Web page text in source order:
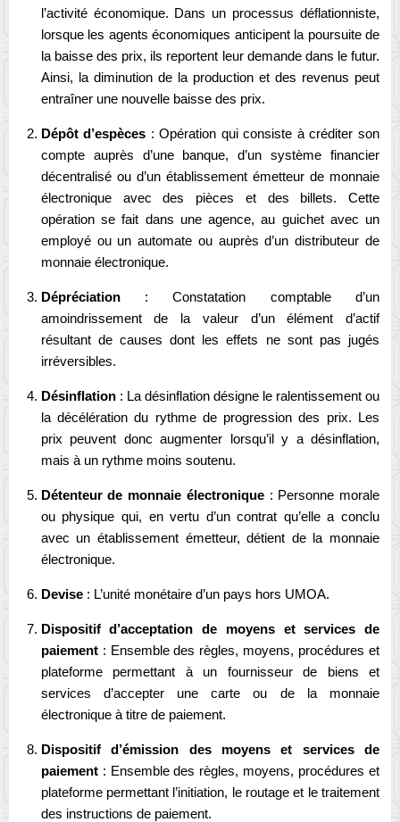
l’activité économique. Dans un processus déflationniste,
lorsque les agents économiques anticipent la poursuite de
la baisse des prix, ils reportent leur demande dans le futur.
Ainsi, la diminution de la production et des revenus peut
entraîner une nouvelle baisse des prix.
Dépôt d’espèces : Opération qui consiste à créditer son
compte auprès d’une banque, d’un système financier
décentralisé ou d’un établissement émetteur de monnaie
électronique avec des pièces et des billets. Cette
opération se fait dans une agence, au guichet avec un
employé ou un automate ou auprès d’un distributeur de
monnaie électronique.
Dépréciation: Constatation comptable d’un
amoindrissement de la valeur d’un élément d’actif
résultant de causes dont les effets ne sont pas jugés
irréversibles.
Désinflation: La désinflation désigne le ralentissement ou
la décélération du rythme de progression des prix. Les
prix peuvent donc augmenter lorsqu’il y a désinflation,
mais à un rythme moins soutenu.
Détenteur de monnaie électronique: Personne morale
ou physique qui, en vertu d’un contrat qu’elle a conclu
avec un établissement émetteur, détient de la monnaie
électronique.
Devise: L’unité monétaire d’un pays hors UMOA.
Dispositif d’acceptation de moyens et services de
paiement: Ensemble des règles, moyens, procédures et
plateforme permettant à un fournisseur de biens et
services d’accepter une carte ou de la monnaie
électronique à titre de paiement.
Dispositif d’émission des moyens et services de
paiement: Ensemble des règles, moyens, procédures et
plateforme permettant l’initiation, le routage et le traitement
des instructions de paiement.